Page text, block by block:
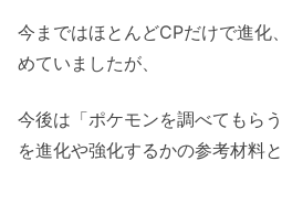
今まではほとんどCPだけで進化
めていましたが、
今後は「ポケモンを調べてもら
を進化や強化するかの参考材料